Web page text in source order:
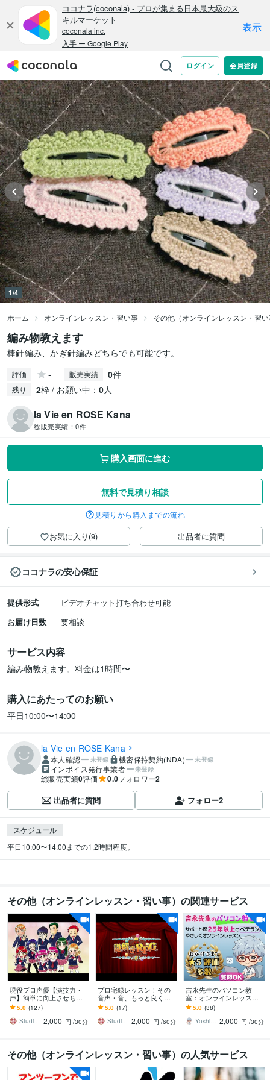
1/4
ホーム オンラインレッスン・習い事 その他（オンラインレッスン・習
編み物教えます
棒針編み、かぎ針編みどちらでも可能です。
評価 - 販売実績 0件
残り 2枠 / お願い中： 0人
la Vie en ROSE Kana
総販売実績： 0件
購入画面に進む
無料で見積り相談
見積りから購入までの流れ
お気に入り(9) 出品者に質問
ココナラの安心保証
提供形式
ビデオチャット打ち合わせ可能
お届け日数
要相談
サービス内容
編み物教えます。料金は1時間〜
購入にあたってのお願い
平日10:00〜14:00
la Vie en ROSE Kana
本人確認 未登録 機密保持契約(NDA) 未登録
インボイス発行事業者 未登録
総販売実績0評価 0.0フォロワー2
出品者に質問 フォロー2
スケジュール
平日10:00〜14:00までの1,2時間程度。
その他（オンラインレッスン・習い事）の関連サービス
現役プロ声優【演技力・
声】簡単に向上させちゃ
います プロ認定■初心者
も勉強中もウェルカム！
趣味や興味も大歓迎！
5.0 (127)
Studio秘密基地★プロ声優＆プロ集団 2,000 円 /30分
プロ宅録レッスン！その
音声・音、もっと良くな
ります プロ認定■Vtuberさ
ん、宅録声優さん、音声
編集者さん！
5.0 (17)
Studio秘密基地★プロ声優＆プロ集団 2,000 円 /60分
吉永先生のパソコン教
室：オンラインレッスン
をします PC基礎からAI・I
T資格まで！ ベテランが
やさしく教えます
5.0 (38)
Yoshinaga0816 2,000 円 /30分
その他（オンラインレッスン・習い事）の人気サービス